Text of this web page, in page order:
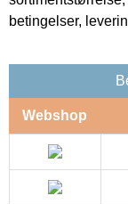
betingelser,
Webshop